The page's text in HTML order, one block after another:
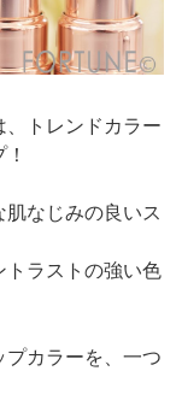
トレンドカラー
肌なじみの良いス
トラストの強い色
カラーを、一つ